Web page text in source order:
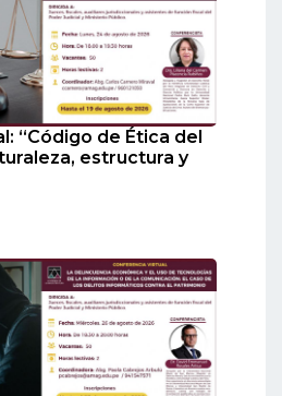
“Código de Ética del
estructura y